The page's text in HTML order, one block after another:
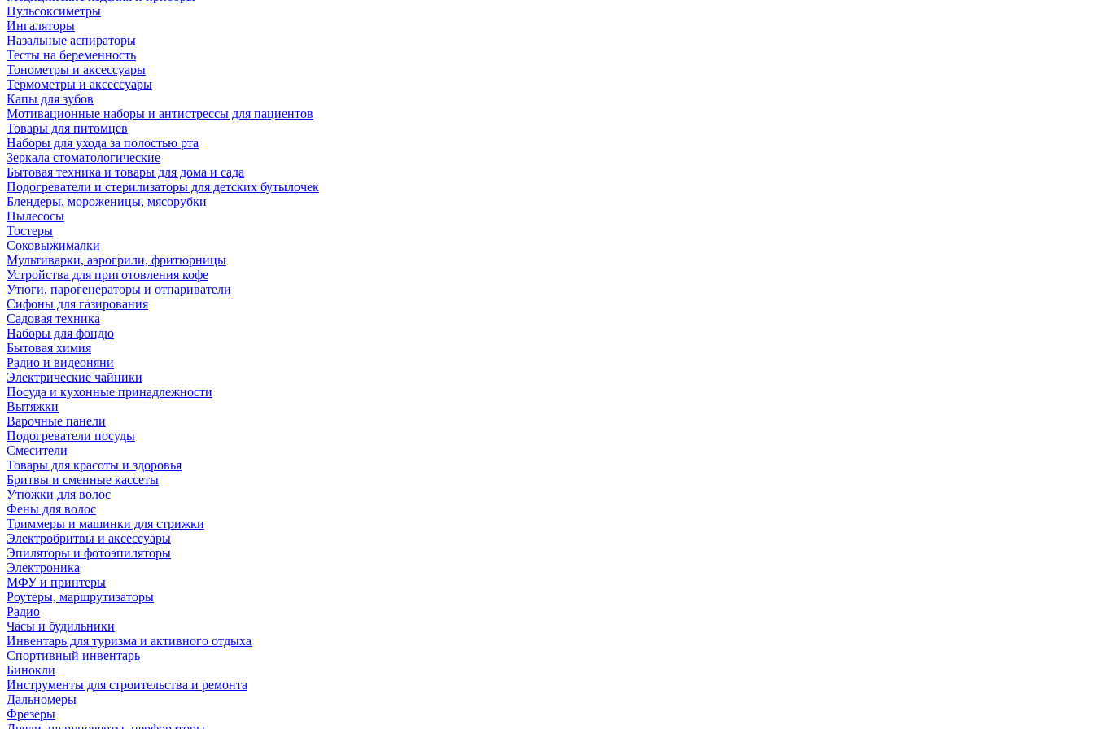
Пульсоксиметры
Ингаляторы
Назальные аспираторы
Тесты на беременность
Тонометры и аксессуары
Термометры и аксессуары
Капы для зубов
Мотивационные наборы и антистрессы для пациентов
Товары для питомцев
Наборы для ухода за полостью рта
Зеркала стоматологические
Бытовая техника и товары для дома и сада
Подогреватели и стерилизаторы для детских бутылочек
Блендеры, мороженицы, мясорубки
Пылесосы
Тостеры
Соковыжималки
Мультиварки, аэрогрили, фритюрницы
Устройства для приготовления кофе
Утюги, парогенераторы и отпариватели
Сифоны для газирования
Садовая техника
Наборы для фондю
Бытовая химия
Радио и видеоняни
Электрические чайники
Посуда и кухонные принадлежности
Вытяжки
Варочные панели
Подогреватели посуды
Смесители
Товары для красоты и здоровья
Бритвы и сменные кассеты
Утюжки для волос
Фены для волос
Триммеры и машинки для стрижки
Электробритвы и аксессуары
Эпиляторы и фотоэпиляторы
Электроника
МФУ и принтеры
Роутеры, маршрутизаторы
Радио
Часы и будильники
Инвентарь для туризма и активного отдыха
Спортивный инвентарь
Бинокли
Инструменты для строительства и ремонта
Дальномеры
Фрезеры